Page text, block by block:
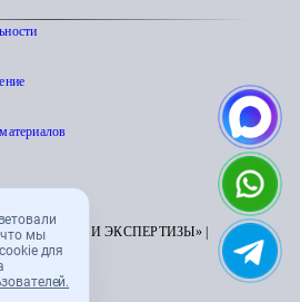
мы
для
АТТЕСТАЦИИ И ЭКСПЕРТИЗЫ» |